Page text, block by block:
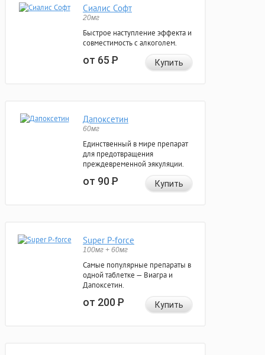
Сиалис Софт
20мг
Быстрое наступление эффекта и
совместимость с алкоголем.
от 65Р Купить
Дапоксетин
60мг
Единственный в мире препарат
для предотвращения
преждевременной эякуляции.
от 90Р Купить
Super P-force
100мг + 60мг
Самые популярные препараты в
одной таблетке — Виагра и
Дапоксетин.
от 200Р Купить